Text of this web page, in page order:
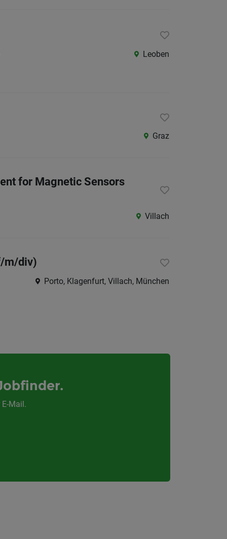
Leoben
Graz
for Magnetic Sensors
Villach
m/div)
Porto, Klagenfurt, Villach, München
Mail.